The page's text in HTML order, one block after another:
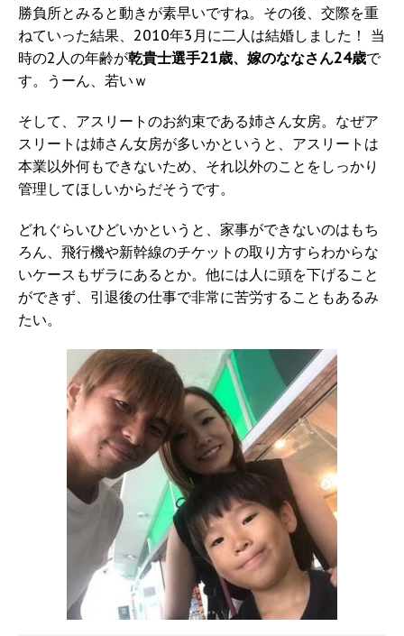
勝負所とみると動きが素早いですね。その後、交際を重
ねていった結果、2010年3月に二人は結婚しました！ 当
時の2人の年齢が乾貴士選手21歳、嫁のななさん24歳で
す。うーん、若いｗ
そして、アスリートのお約束である姉さん女房。なぜア
スリートは姉さん女房が多いかというと、アスリートは
本業以外何もできないため、それ以外のことをしっかり
管理してほしいからだそうです。
どれぐらいひどいかというと、家事ができないのはもち
ろん、飛行機や新幹線のチケットの取り方すらわからな
いケースもザラにあるとか。他には人に頭を下げること
ができず、引退後の仕事で非常に苦労することもあるみ
たい。